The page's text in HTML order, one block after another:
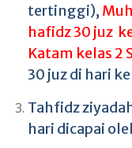
tertinggi),
hafidz 30 juz
Katam kelas 2
30 juz di hari
Tahfidz
hari dicapai